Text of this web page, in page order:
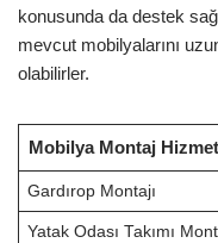
konusunda da destek
mevcut mobilyalarını
olabilirler.
Mobilya Montaj
Gardırop Montajı
Yatak Odası Takımı